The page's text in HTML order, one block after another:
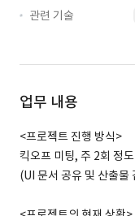
관련 기술
업무 내용
<프로젝트 진행 방식>
킥오프 미팅, 주 2회 정
(UI 문서 공유 및 산출물